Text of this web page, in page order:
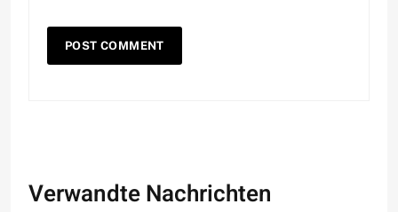
Verwandte Nachrichten